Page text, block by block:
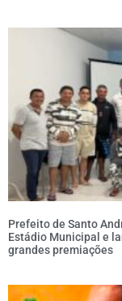
Prefeito de Santo
Estádio Municipal e
grandes premiações